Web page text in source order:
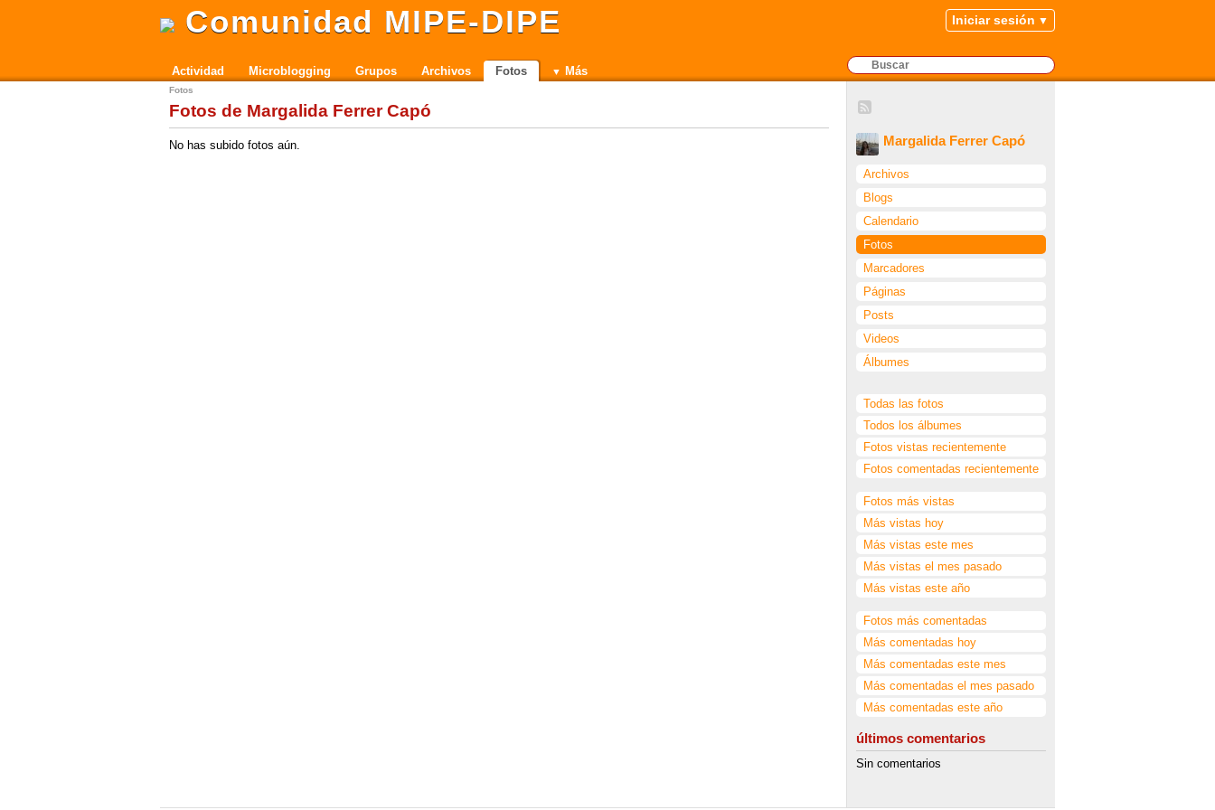
Comunidad MIPE-DIPE Iniciar sesión
Actividad Microblogging Grupos Archivos Fotos Más
Margalida Ferrer Capó
Archivos
Blogs
Calendario
Fotos
Marcadores
Páginas
Posts
Videos
Álbumes
Todas las fotos
Todos los álbumes
Fotos vistas recientemente
Fotos comentadas recientemente
Fotos más vistas
Más vistas hoy
Más vistas este mes
Más vistas el mes pasado
Más vistas este año
Fotos más comentadas
Más comentadas hoy
Más comentadas este mes
Más comentadas el mes pasado
Más comentadas este año
últimos comentarios
Sin comentarios
Fotos
Fotos de Margalida Ferrer Capó
No has subido fotos aún.